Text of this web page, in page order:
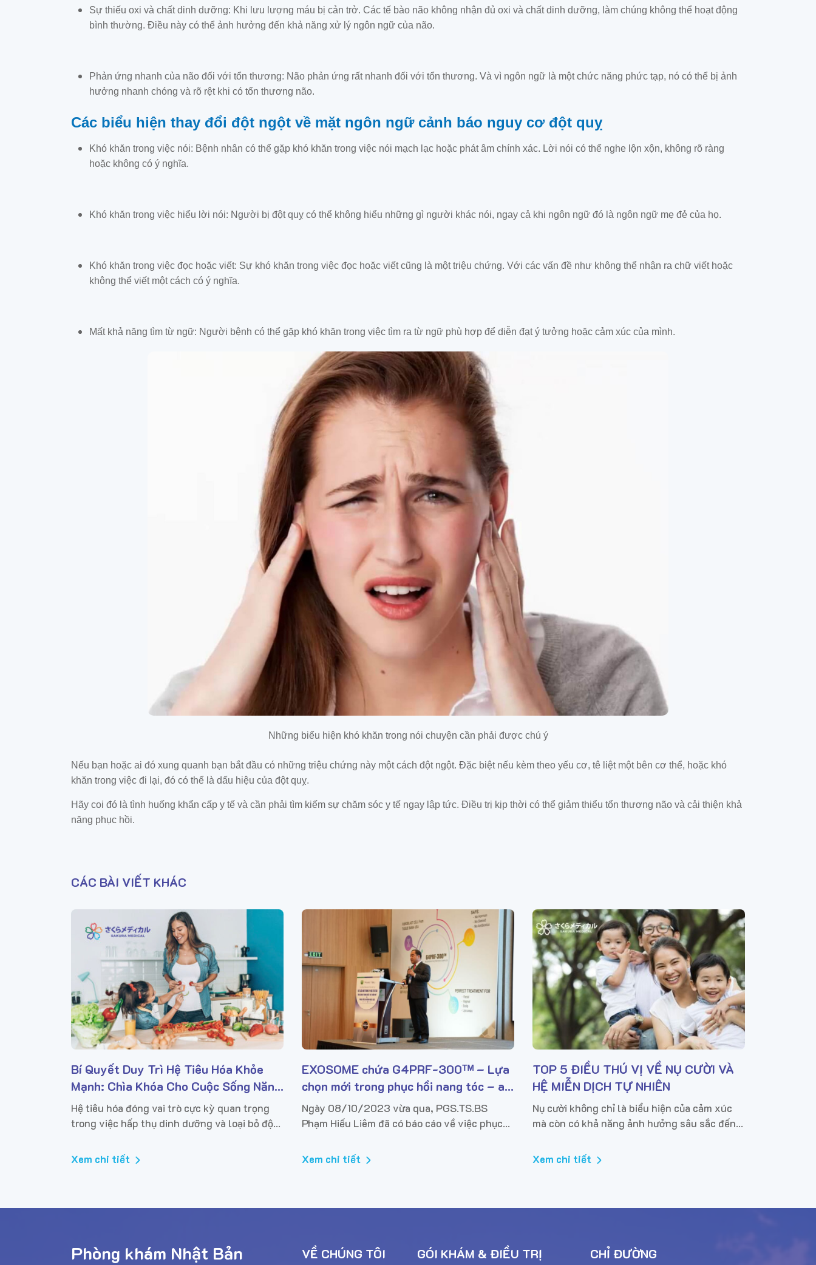
Sự thiếu oxi và chất dinh dưỡng: Khi lưu lượng máu bị cản trở. Các tế bào não không nhận đủ oxi và chất dinh dưỡng, làm chúng không thể hoạt động
bình thường. Điều này có thể ảnh hưởng đến khả năng xử lý ngôn ngữ của não.
Phản ứng nhanh của não đối với tổn thương: Não phản ứng rất nhanh đối với tổn thương. Và vì ngôn ngữ là một chức năng phức tạp, nó có thể bị ảnh
hưởng nhanh chóng và rõ rệt khi có tổn thương não.
Các biểu hiện thay đổi đột ngột về mặt ngôn ngữ cảnh báo nguy cơ đột quỵ
Khó khăn trong việc nói: Bệnh nhân có thể gặp khó khăn trong việc nói mạch lạc hoặc phát âm chính xác. Lời nói có thể nghe lộn xộn, không rõ ràng
hoặc không có ý nghĩa.
Khó khăn trong việc hiểu lời nói: Người bị đột quỵ có thể không hiểu những gì người khác nói, ngay cả khi ngôn ngữ đó là ngôn ngữ mẹ đẻ của họ.
Khó khăn trong việc đọc hoặc viết: Sự khó khăn trong việc đọc hoặc viết cũng là một triệu chứng. Với các vấn đề như không thể nhận ra chữ viết hoặc
không thể viết một cách có ý nghĩa.
Mất khả năng tìm từ ngữ: Người bệnh có thể gặp khó khăn trong việc tìm ra từ ngữ phù hợp để diễn đạt ý tưởng hoặc cảm xúc của mình.
Những biểu hiện khó khăn trong nói chuyện cần phải được chú ý
Nếu bạn hoặc ai đó xung quanh bạn bắt đầu có những triệu chứng này một cách đột ngột. Đặc biệt nếu kèm theo yếu cơ, tê liệt một bên cơ thể, hoặc khó
khăn trong việc đi lại, đó có thể là dấu hiệu của đột quỵ.
Hãy coi đó là tình huống khẩn cấp y tế và cần phải tìm kiếm sự chăm sóc y tế ngay lập tức. Điều trị kịp thời có thể giảm thiểu tổn thương não và cải thiện khả
năng phục hồi.
CÁC BÀI VIẾT KHÁC
Bí Quyết Duy Trì Hệ Tiêu Hóa Khỏe
Mạnh: Chìa Khóa Cho Cuộc Sống Năng
Động
Hệ tiêu hóa đóng vai trò cực kỳ quan trọng
trong việc hấp thụ dinh dưỡng và loại bỏ độc
không chỉ giúp bạn cảm thấy nhẹ nhàng,...
Xem chi tiết
EXOSOME chứa G4PRF-300ᵀᴹ – Lựa
chọn mới trong phục hồi nang tóc – an
toàn và hiệu quả
Ngày 08/10/2023 vừa qua, PGS.TS.BS
Phạm Hiếu Liêm đã có báo cáo về việc phục
cách kích hoạt sự phát triển của tế bào nang
tóc thông qua con đường...
Xem chi tiết
TOP 5 ĐIỀU THÚ VỊ VỀ NỤ CƯỜI VÀ
HỆ MIỄN DỊCH TỰ NHIÊN
Nụ cười không chỉ là biểu hiện của cảm xúc
mà còn có khả năng ảnh hưởng sâu sắc đến
Dưới đây là 5 điều bạn có thể chưa...
Xem chi tiết
Phòng khám Nhật Bản VỀ CHÚNG TÔI GÓI KHÁM & ĐIỀU TRỊ CHỈ ĐƯỜNG